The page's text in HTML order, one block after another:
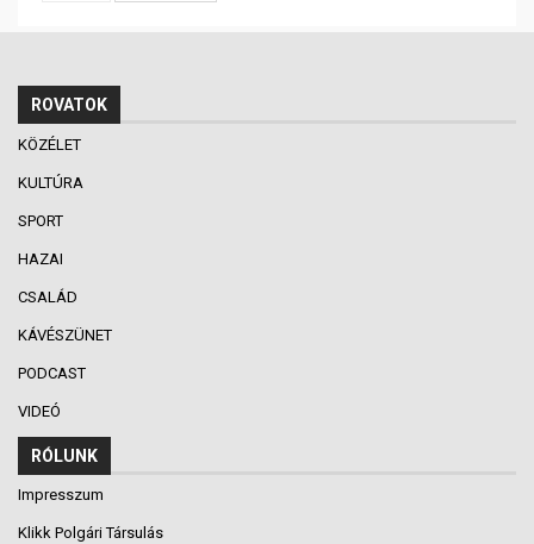
ROVATOK
KÖZÉLET
KULTÚRA
SPORT
HAZAI
CSALÁD
KÁVÉSZÜNET
PODCAST
VIDEÓ
RÓLUNK
Impresszum
Klikk Polgári Társulás